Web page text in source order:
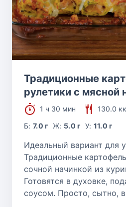
Традиционные
рулетики с мясной
1 ч 30 мин
130.0
Б:7.0 г Ж: 5.0 г У: 11.0 г
Идеальный вариант для
Традиционные
сочной начинкой из
Готовятся в духовке,
соусом. Просто, сытно,